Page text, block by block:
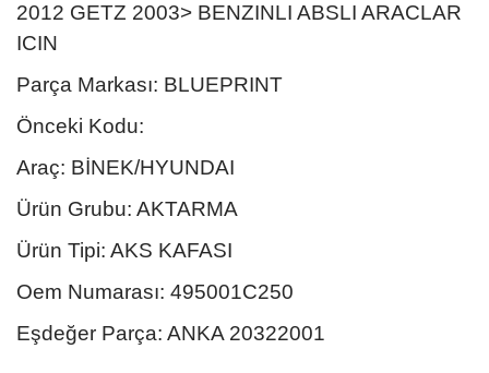
2012 GETZ 2003> BENZINLI ABSLI ARACLAR
ICIN
Parça Markası: BLUEPRINT
Önceki Kodu:
Araç: BİNEK/HYUNDAI
Ürün Grubu: AKTARMA
Ürün Tipi: AKS KAFASI
Oem Numarası: 495001C250
Eşdeğer Parça: ANKA 20322001